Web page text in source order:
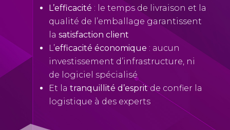
L’efficacité : le temps de livraison et la
qualité de l’emballage garantissent
la satisfaction client
L’efficacité économique : aucun
investissement d’infrastructure, ni
de logiciel spécialisé
Et la tranquillité d’espritde confier la
logistique à des experts